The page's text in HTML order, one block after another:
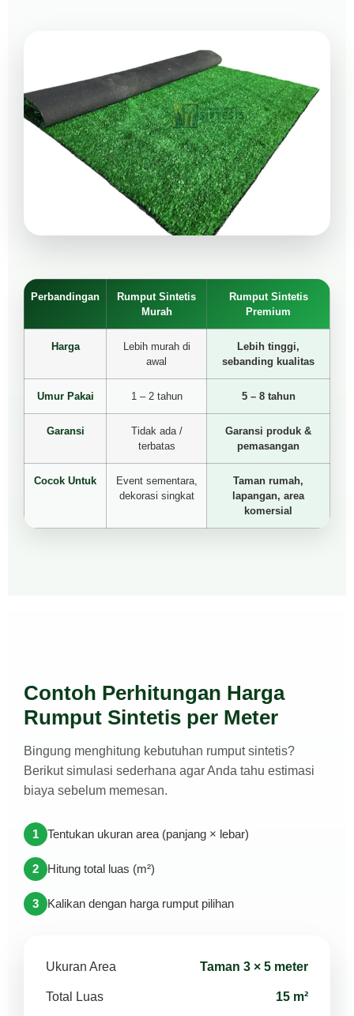
Perbandingan
Rumput Sintetis
Murah
Rumput Sintetis
Premium
Harga
Lebih murah di
awal
Lebih tinggi,
sebanding kualitas
Umur Pakai 1 – 2 tahun 5 – 8 tahun
Garansi
Tidak ada /
terbatas
Garansi produk &
pemasangan
Cocok Untuk
Event sementara,
dekorasi singkat
Taman rumah,
lapangan, area
komersial
Contoh Perhitungan Harga
Rumput Sintetis per Meter
Bingung menghitung kebutuhan rumput sintetis?
Berikut simulasi sederhana agar Anda tahu estimasi
biaya sebelum memesan.
1 Tentukan ukuran area (panjang × lebar)
2 Hitung total luas (m²)
3 Kalikan dengan harga rumput pilihan
Ukuran Area Taman 3 × 5 meter
Total Luas 15 m²